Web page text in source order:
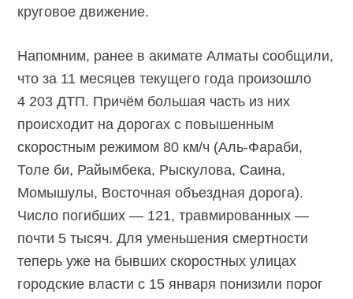
круговое движение.
Напомним, ранее в акимате Алматы сообщили,
что за 11 месяцев текущего года произошло
4 203 ДТП. Причём большая часть из них
происходит на дорогах с повышенным
скоростным режимом 80 км/ч (Аль-Фараби,
Толе би, Райымбека, Рыскулова, Саина,
Момышулы, Восточная объездная дорога).
Число погибших — 121, травмированных —
почти 5 тысяч. Для уменьшения смертности
теперь уже на бывших скоростных улицах
городские власти с 15 января понизили порог